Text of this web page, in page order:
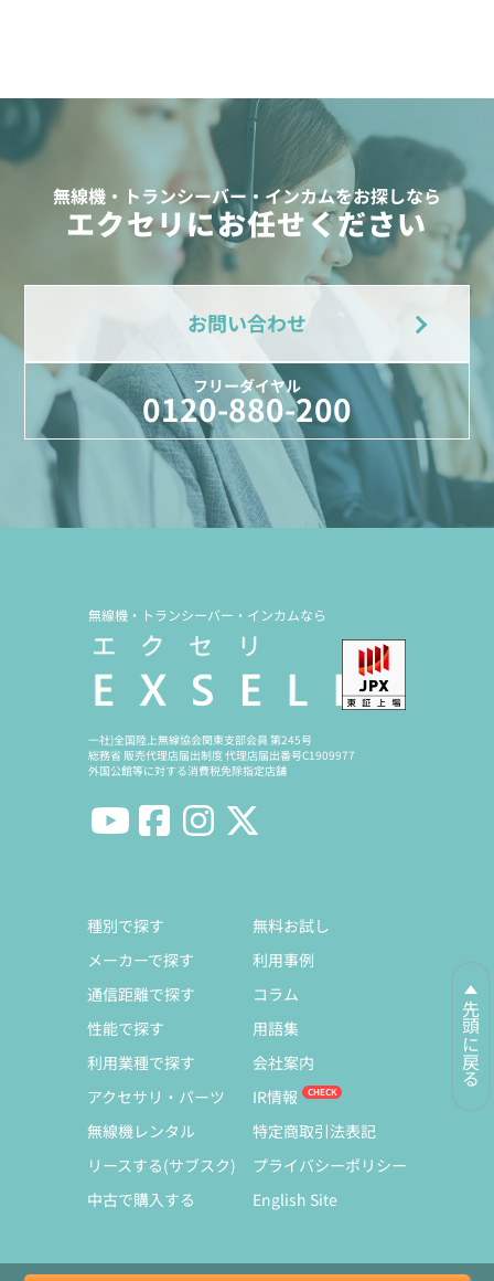
無線機・トランシーバー・インカムをお探しなら
エクセリにお任せください
お問い合わせ
フリーダイヤル
0120-880-200
先頭に戻る
無線機・トランシーバー・インカムなら
一社)全国陸上無線協会関東支部会員 第245号
総務省 販売代理店届出制度 代理店届出番号C1909977
外国公館等に対する消費税免除指定店舗
種別で探す
メーカーで探す
通信距離で探す
性能で探す
利用業種で探す
アクセサリ・パーツ
無線機レンタル
リースする(サブスク)
中古で購入する
無料お試し
利用事例
コラム
用語集
会社案内
IR情報
特定商取引法表記
プライバシーポリシー
English Site